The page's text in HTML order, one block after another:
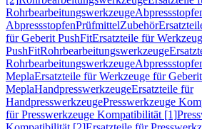
Rohrbearbeitungswerkzeuge
AbpressstopfenPrüfmittelZubehör
für Geberit PushFitErsatzteile für
PushFitRohrbearbeitungswerkzeuge
Rohrbearbeitungswerkzeuge
MeplaErsatzteile für Werkzeuge für Geberit
MeplaHandpresswerkzeugeErsatzteile für
HandpresswerkzeugePresswerkzeuge
für Presswerkzeuge Kompatibilität [1]